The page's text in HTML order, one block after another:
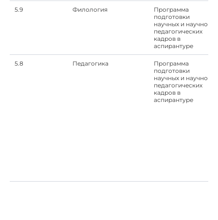
5.9 Филология
Программа
подготовки
научных и научно-
педагогических
кадров в
аспирантуре
5.8 Педагогика
Программа
подготовки
научных и научно-
педагогических
кадров в
аспирантуре